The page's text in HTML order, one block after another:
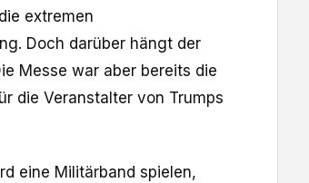
extremen
Doch darüber hängt der
Messe war aber bereits die
die Veranstalter von Trumps
eine Militärband spielen,